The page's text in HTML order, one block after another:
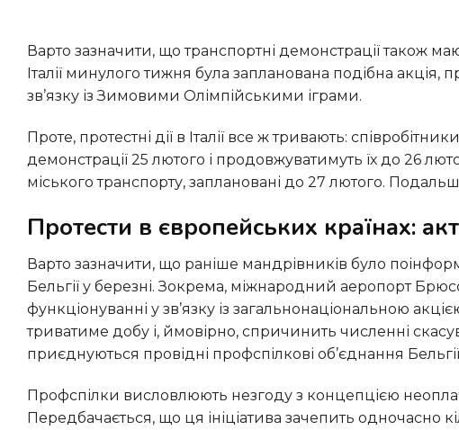
Варто зазначити, що транспортні демонстрації також мають місце в інших європейських державах. Зокрема, в
Італії минулого тижня була запланована подібна
зв’язку із Зимовими Олімпійськими іграми.
Проте, протестні дії в Італії все ж тривають: співробітники авіаційних компаній та аеропортів розпочали свої
демонстрації 25 лютого і продовжуватимуть їх до 26
міського транспорту, заплановані до 27 лютого.
Протести в європейських країнах:
Варто зазначити, що раніше мандрівників було поінформовано про потенційні складнощі з подорожами до
Бельгії у березні. Зокрема, міжнародний аеропорт
функціонуванні у зв’язку із загальнонаціональною
триватиме добу і, ймовірно, спричинить численні
приєднуються провідні профспілкові об’єднання Бельгії
Профспілки висловлюють незгоду з концепцією неоплачуваної роботи та реформою пенсійної системи.
Передбачається, що ця ініціатива зачепить одночасно